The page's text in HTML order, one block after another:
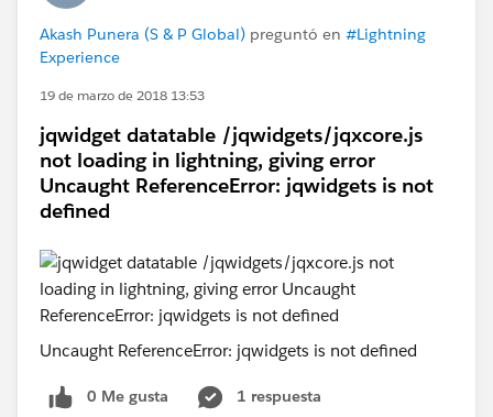
Akash Punera (S & P Global) preguntó en #Lightning
Experience
19 de marzo de 2018 13:53
jqwidget datatable /jqwidgets/jqxcore.js
not loading in lightning, giving error
Uncaught ReferenceError: jqwidgets is not
defined
Uncaught ReferenceError: jqwidgets is not defined
0 Me gusta
1 respuesta